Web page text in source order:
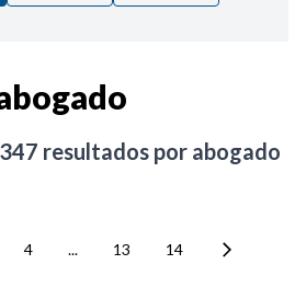
347 resultados por abogado
4 ... 13 14